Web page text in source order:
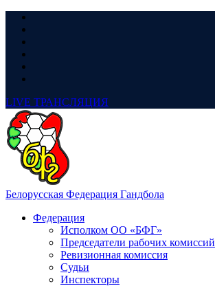
LIVE ТРАНСЛЯЦИЯ
Белорусская Федерация Гандбола
Федерация
Исполком ОО «БФГ»
Председатели рабочих комиссий
Ревизионная комиссия
Судьи
Инспекторы